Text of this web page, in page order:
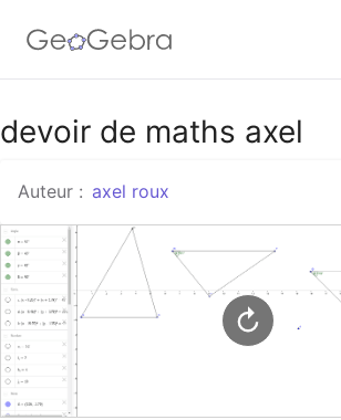
Google Classroom
Classe GeoGebra
Se connecter
devoir de maths axel
Auteur : axel roux